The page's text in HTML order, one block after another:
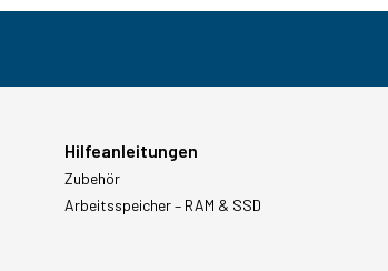
Hilfeanleitungen
Zubehör
Arbeitsspeicher – RAM & SSD